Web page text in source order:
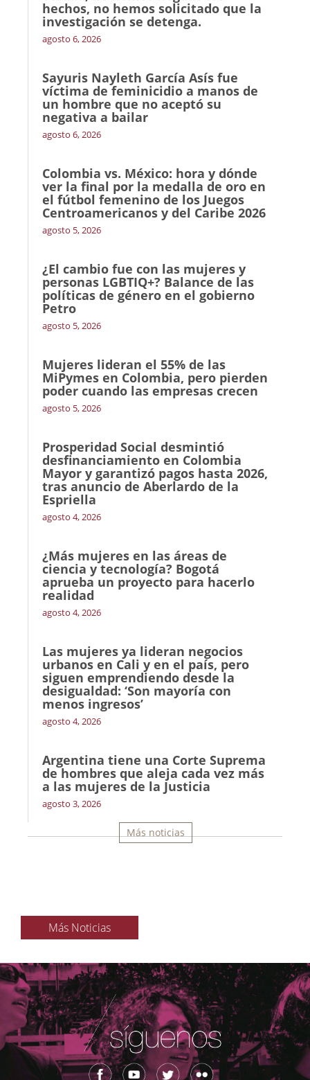
hechos, no hemos solicitado que la
investigación se detenga.
agosto 6, 2026
Sayuris Nayleth García Asís fue
víctima de feminicidio a manos de
un hombre que no aceptó su
negativa a bailar
agosto 6, 2026
Colombia vs. México: hora y dónde
ver la final por la medalla de oro en
el fútbol femenino de los Juegos
Centroamericanos y del Caribe 2026
agosto 5, 2026
¿El cambio fue con las mujeres y
personas LGBTIQ+? Balance de las
políticas de género en el gobierno
Petro
agosto 5, 2026
Mujeres lideran el 55% de las
MiPymes en Colombia, pero pierden
poder cuando las empresas crecen
agosto 5, 2026
Prosperidad Social desmintió
desfinanciamiento en Colombia
Mayor y garantizó pagos hasta 2026,
tras anuncio de Aberlardo de la
Espriella
agosto 4, 2026
¿Más mujeres en las áreas de
ciencia y tecnología? Bogotá
aprueba un proyecto para hacerlo
realidad
agosto 4, 2026
Las mujeres ya lideran negocios
urbanos en Cali y en el país, pero
siguen emprendiendo desde la
desigualdad: ‘Son mayoría con
menos ingresos’
agosto 4, 2026
Argentina tiene una Corte Suprema
de hombres que aleja cada vez más
a las mujeres de la Justicia
agosto 3, 2026
Más noticias
Más Noticias